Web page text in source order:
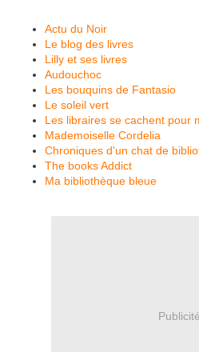
Actu du Noir
Le blog des livres
Lilly et ses livres
Audouchoc
Les bouquins de Fantasio
Le soleil vert
Les libraires se cachent pour
Mademoiselle Cordelia
Chroniques d'un chat de
The books Addict
Ma bibliothèque bleue
Publicité